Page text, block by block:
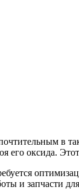
в
его оксида.
и запчасти